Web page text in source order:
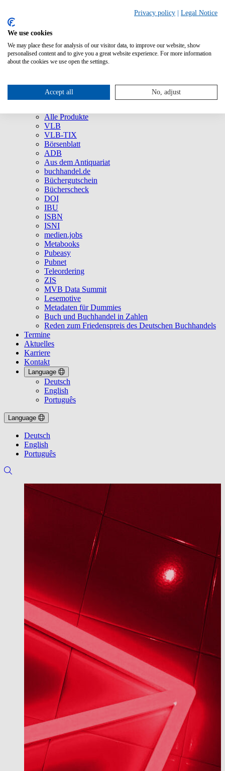
Über uns
Unternehmen
Presse
Service
Alle Produkte
VLB
VLB-TIX
Börsenblatt
ADB
Aus dem Antiquariat
buchhandel.de
Büchergutschein
Bücherscheck
DOI
IBU
ISBN
ISNI
medien.jobs
Metabooks
Pubeasy
Pubnet
Teleordering
ZIS
MVB Data Summit
Lesemotive
Metadaten für Dummies
Buch und Buchhandel in Zahlen
Reden zum Friedenspreis des Deutschen Buchhandels
Termine
Aktuelles
Karriere
Kontakt
Language
Deutsch
English
Português
Language
Deutsch
English
Português
Privacy policy Legal Notice
We use cookies
We may place these for analysis of our visitor data, to improve our website, show
personalised content and to give you a great website experience. For more information
about the cookies we use open the settings.
Accept all No, adjust